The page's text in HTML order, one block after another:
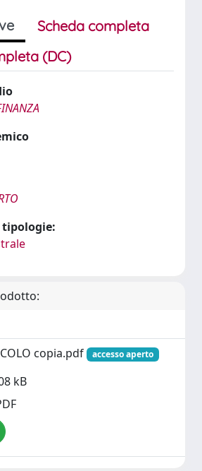
Scheda completa
(DC)
tipologie:
copia.pdf
accesso aperto
kB